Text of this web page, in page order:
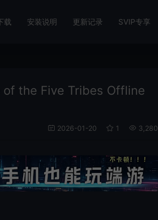
载 安装说明 更新记录 SVIP专享
of the Five Tribes Offline
2026-01-20 1 3,280